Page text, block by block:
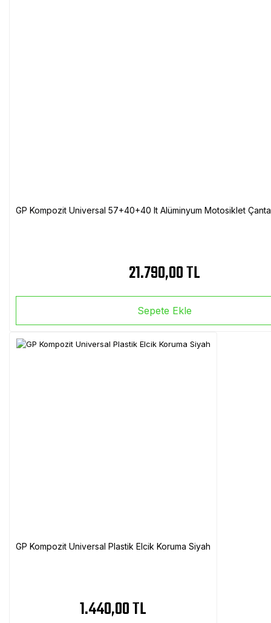
GP Kompozit Universal 57+40+40 lt Alüminyum Motosiklet
21.790,00 TL
Sepete Ekle
GP Kompozit Universal Plastik Elcik Koruma Siyah
1.440,00 TL